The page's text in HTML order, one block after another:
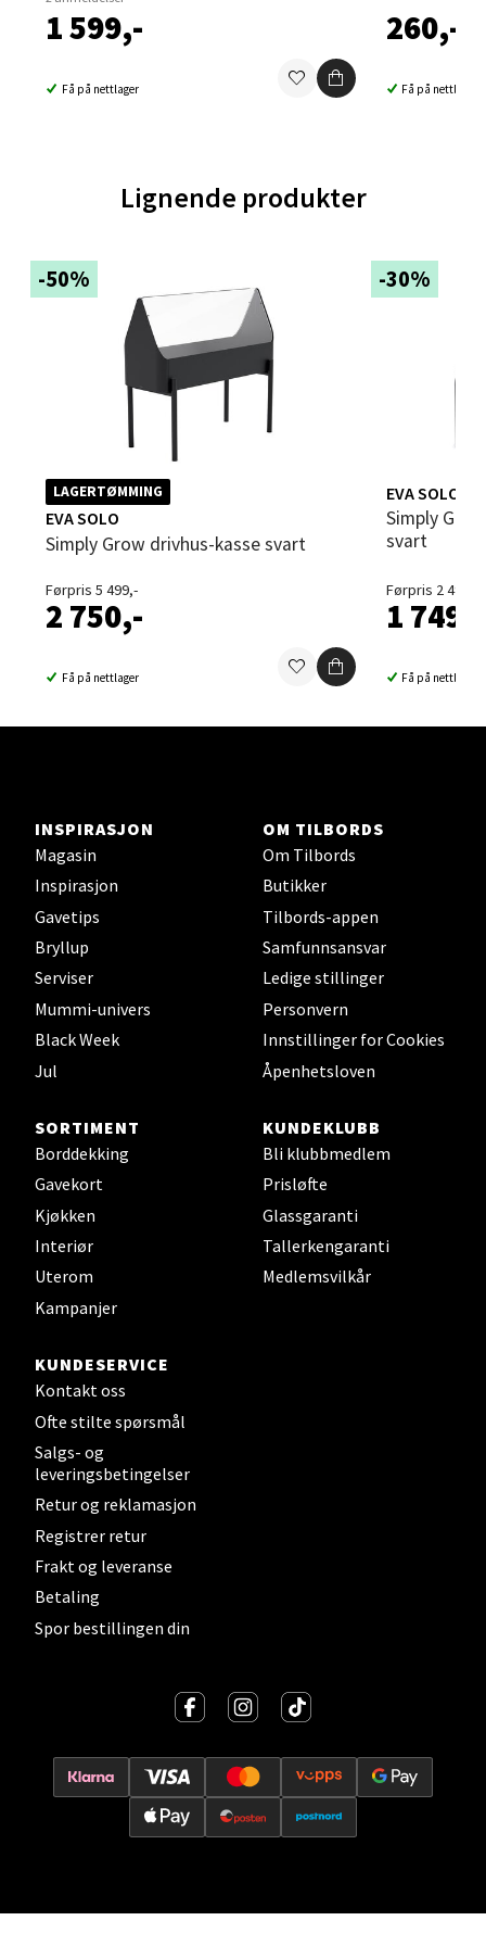
1 599,-
Få på nettlager
260,-
Få på nettlager
Lignende produkter
-50%
LAGERTØMMING
EVA SOLO
Simply Grow drivhus-kasse svart
Førpris 5 499,-
2 750,-
Få på nettlager
-30%
EVA SOLO
Simply Grow minidrivhus 20x42x32cm
svart
Førpris 2 499,-
1 749,-
Få på nettlager
INSPIRASJON
Magasin
Inspirasjon
Gavetips
Bryllup
Serviser
Mummi-univers
Black Week
Jul
OM TILBORDS
Om Tilbords
Butikker
Tilbords-appen
Samfunnsansvar
Ledige stillinger
Personvern
Innstillinger for Cookies
Åpenhetsloven
SORTIMENT
Borddekking
Gavekort
Kjøkken
Interiør
Uterom
Kampanjer
KUNDEKLUBB
Bli klubbmedlem
Prisløfte
Glassgaranti
Tallerkengaranti
Medlemsvilkår
KUNDESERVICE
Kontakt oss
Ofte stilte spørsmål
Salgs- og
leveringsbetingelser
Retur og reklamasjon
Registrer retur
Frakt og leveranse
Betaling
Spor bestillingen din
Falkenborgveien 5, 7044 Trondheim
Ski - Thon Senter Ski
Ski Storsenter, Jernbanesvingen 6, 1400 Ski
Åpent i dag 10-19
0 i butikk
Sortland - Sortland Storsenter
Strangata 26, 8400 Sortland
Åpent i dag 10-16
Velg
Steinkjer - Thon Senter Steinkjer
Sjøfartsgata 2, 7714 Steinkjer
Åpent i dag 10-18
Torgbakken 2, 5401 Stord
Åpent i dag 10-15
0 i butikk
Oslo - Thon Senter Storo
Vitaminveien 7 - 9, 0485 Oslo
Åpent i dag 10-19
0 i butikk
Strandtorget, 2609 Lillehammer
Åpent i dag 09-18
0 i butikk